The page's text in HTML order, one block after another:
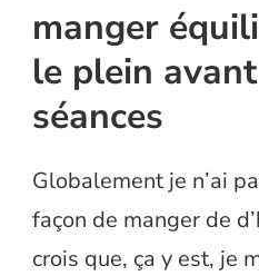
manger
le plein
séances
Globalement je n’ai
façon de manger de
crois que, ça y est, je